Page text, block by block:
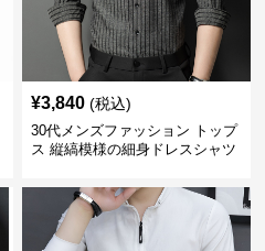
¥3,840 (税込)
30代メンズファッション トップ
ス 縦縞模様の細身ドレスシャツ